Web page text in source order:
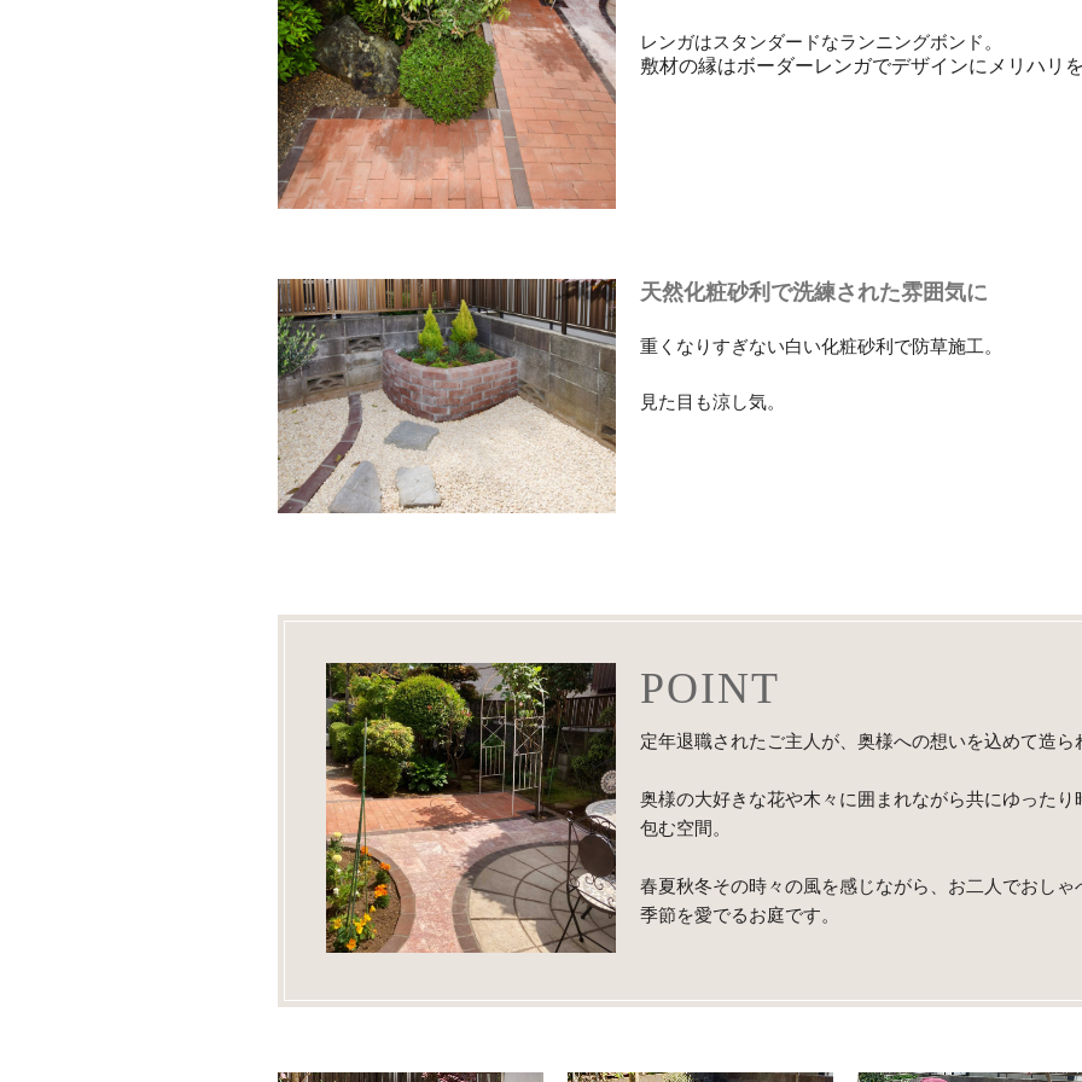
レンガはスタンダードなランニングボンド。
敷材の縁はボーダーレンガでデザインにメリハリ
天然化粧砂利で洗練された雰囲気に
重くなりすぎない白い化粧砂利で防草施工。
見た目も涼し気。
POINT
定年退職されたご主人が、奥様への想いを込めて造ら
奥様の大好きな花や木々に囲まれながら共にゆったり
包む空間。
春夏秋冬その時々の風を感じながら、お二人でおしゃ
季節を愛でるお庭です。